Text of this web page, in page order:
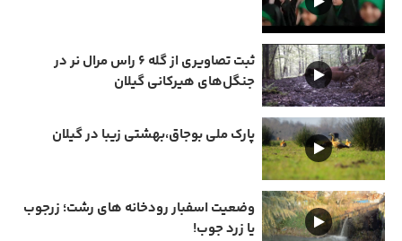
ثبت تصاویری از گله ۶ راس مرال نر در
جنگل‌های هیرکانی گیلان
پارک ملی بوجاق،بهشتی زیبا در گیلان
وضعیت اسفبار رودخانه های رشت؛ زرجوب
یا زرد جوب!